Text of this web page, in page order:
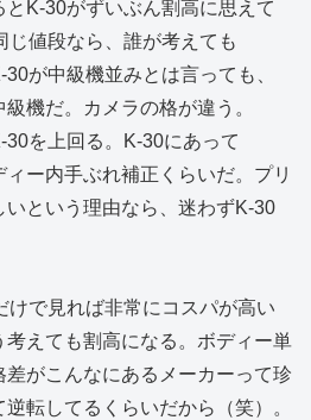
K-30がずいぶん割高に思えて
じ値段なら、誰が考えても
が中級機並みとは言っても、
機だ。カメラの格が違う。
を上回る。K-30にあって
ー内手ぶれ補正くらいだ。プリ
いという理由なら、迷わずK-30
けで見れば非常にコスパが高い
えても割高になる。ボディー単
がこんなにあるメーカーって珍
転してるくらいだから（笑）。